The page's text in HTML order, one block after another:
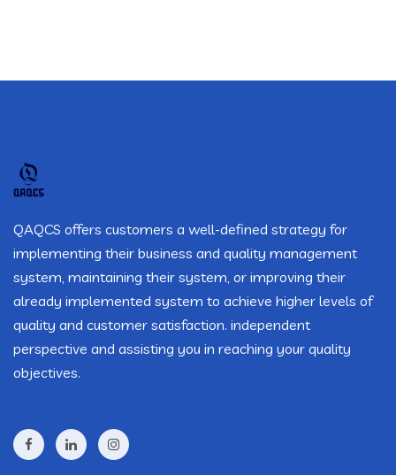
QAQCS offers customers a well-defined strategy for
implementing their business and quality management
system, maintaining their system, or improving their
already implemented system to achieve higher levels of
quality and customer satisfaction. independent
perspective and assisting you in reaching your quality
objectives.